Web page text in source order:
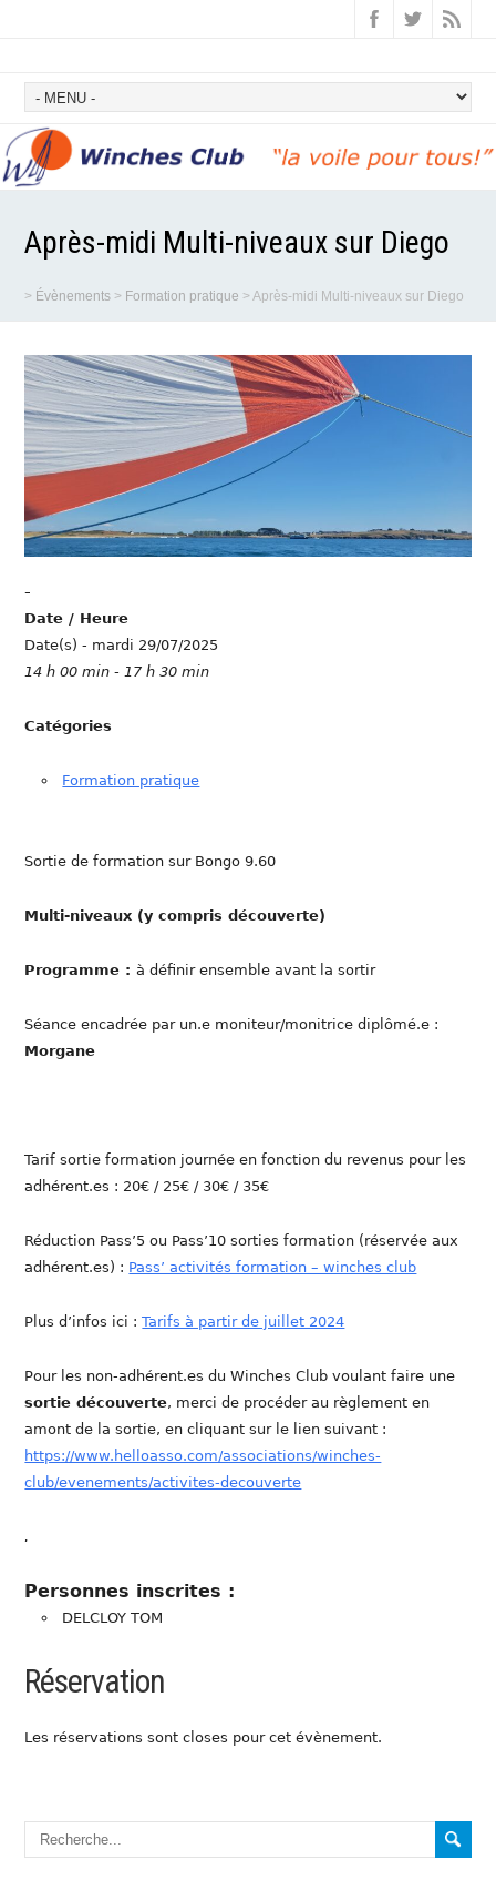
Après-midi Multi-niveaux sur Diego
> Évènements > Formation pratique >Après-midi Multi-niveaux sur Diego
-
Date / Heure
Date(s) - mardi 29/07/2025
14 h 00 min - 17 h 30 min
Catégories
Formation pratique
Sortie de formation sur Bongo 9.60
Multi-niveaux (y compris découverte)
Programme :à définir ensemble avant la sortir
Séance encadrée par un.e moniteur/monitrice diplômé.e :
Morgane
Tarif sortie formation journée en fonction du revenus pour les
adhérent.es : 20€ / 25€ / 30€ / 35€
Réduction Pass’5 ou Pass’10 sorties formation (réservée aux
adhérent.es) : Pass’ activités formation – winches club
Plus d’infos ici :Tarifs à partir de juillet 2024
Pour les non-adhérent.es du Winches Club voulant faire une
sortie découverte, merci de procéder au règlement en
amont de la sortie, en cliquant sur le lien suivant :
https://www.helloasso.com/associations/winches-
club/evenements/activites-decouverte
.
Personnes inscrites :
DELCLOY TOM
Réservation
Les réservations sont closes pour cet évènement.